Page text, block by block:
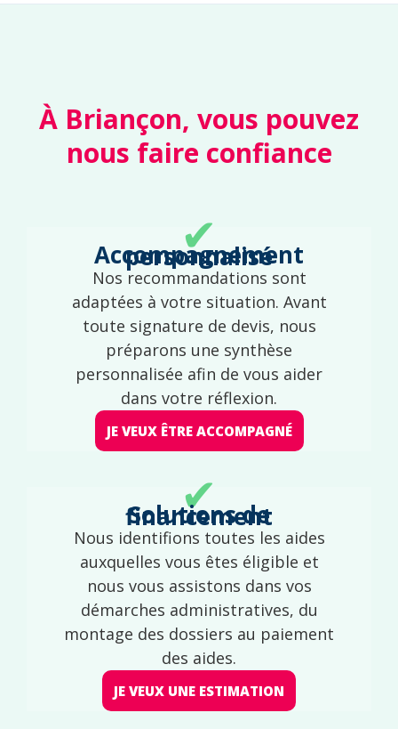
À Briançon, vous pouvez
nous faire confiance
✔
Accompagnement personnalisé
Nos recommandations sont
adaptées à votre situation. Avant
toute signature de devis, nous
préparons une synthèse
personnalisée afin de vous aider
dans votre réflexion.
JE VEUX ÊTRE ACCOMPAGNÉ
✔
Solutions de financement
Nous identifions toutes les aides
auxquelles vous êtes éligible et
nous vous assistons dans vos
démarches administratives, du
montage des dossiers au paiement
des aides.
JE VEUX UNE ESTIMATION